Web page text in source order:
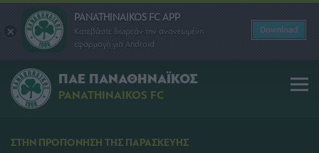
PANATHINAIKOS FC APP
Κατεβάστε δωρεάν την ανανεωμένη
εφαρμογή για Android
Download
ΠΑΕ ΠΑΝΑΘΗΝΑΪΚΟΣ
PANATHINAIKOS FC
ΣΤΗΝ ΠΡΟΠΟΝΗΣΗ ΤΗΣ ΠΑΡΑΣΚΕΥΗΣ